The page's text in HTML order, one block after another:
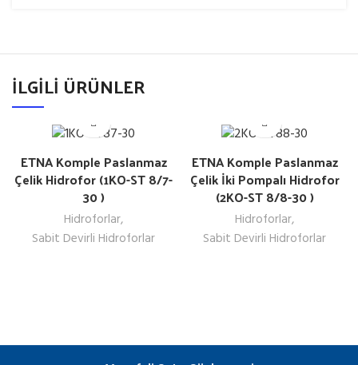
İLGILI ÜRÜNLER
ETNA Komple Paslanmaz
Çelik Hidrofor (1KO-ST 8/7-
30 )
Hidroforlar,
Sabit Devirli Hidroforlar
ETNA Komple Paslanmaz
Çelik İki Pompalı Hidrofor
(2KO-ST 8/8-30 )
Hidroforlar,
Sabit Devirli Hidroforlar